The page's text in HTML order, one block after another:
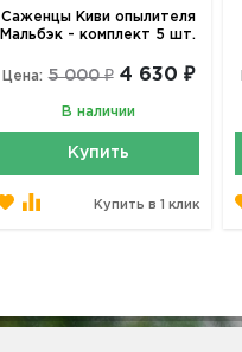
Саженцы Киви опылителя
Мальбэк - комплект 5 шт.
Цена: 5 000 ₽ 4 630 ₽
В наличии
Купить
Купить в 1 клик